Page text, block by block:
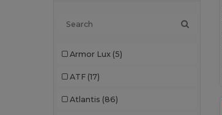
Armor Lux (5)
ATF (17)
Atlantis (86)